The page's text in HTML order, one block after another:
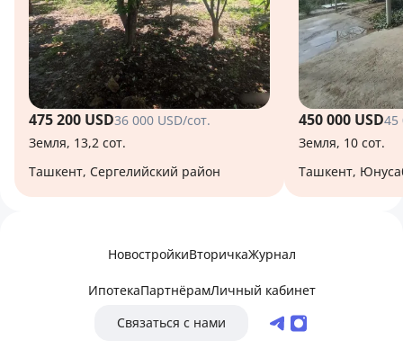
475 200 USD36 000 USD/сот.
Земля, 13,2 сот.
Ташкент, Сергелийский район
450 000 USD45
Земля, 10 сот.
Ташкент,
НовостройкиВторичкаЖурнал
ИпотекаПартнёрамЛичный кабинет
Связаться с нами